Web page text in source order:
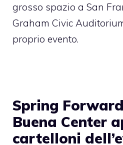
grosso spazio a San
Graham Civic
proprio evento.
Spring
Buena Center
cartelloni